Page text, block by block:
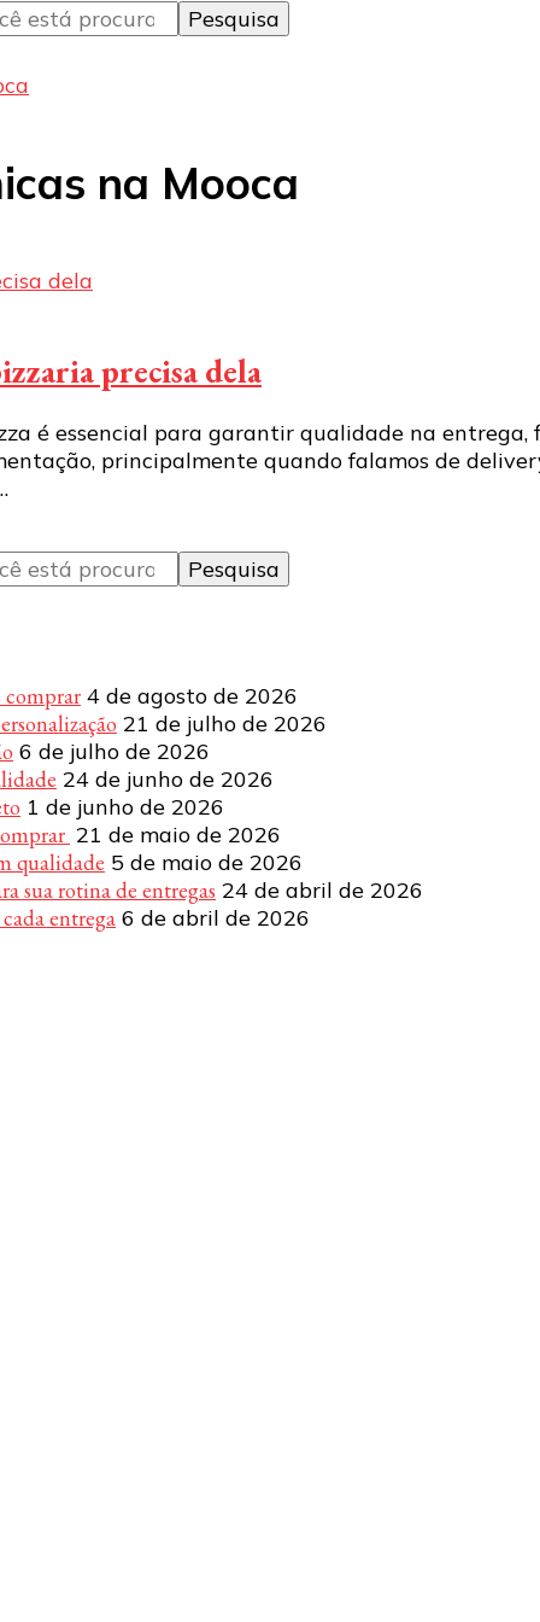
na Mooca
precisa dela
é essencial para garantir qualidade na
principalmente quando falamos de
comprar 4 de agosto de 2026
21 de julho de 2026
6 de julho de 2026
24 de junho de 2026
1 de junho de 2026
21 de maio de 2026
qualidade 5 de maio de 2026
sua rotina de entregas 24 de abril de 2026
entrega 6 de abril de 2026